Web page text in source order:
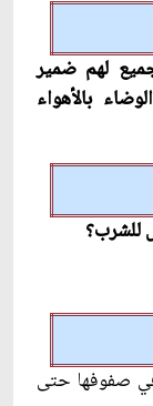
لهم ضمير
بالأهواء
للشرب؟
في صفوفها حتى